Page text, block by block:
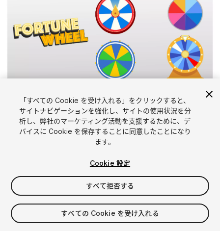
FREE
11viewsin the past week
「すべての Cookie を受け入れる」をクリックすると、
サイトナビゲーションを強化し、サイトの使用状況を分
析し、弊社のマーケティング活動を支援するために、デ
バイスに Cookie を保存することに同意したことになり
ます。
Cookie 設定
すべて拒否する
すべての Cookie を受け入れる